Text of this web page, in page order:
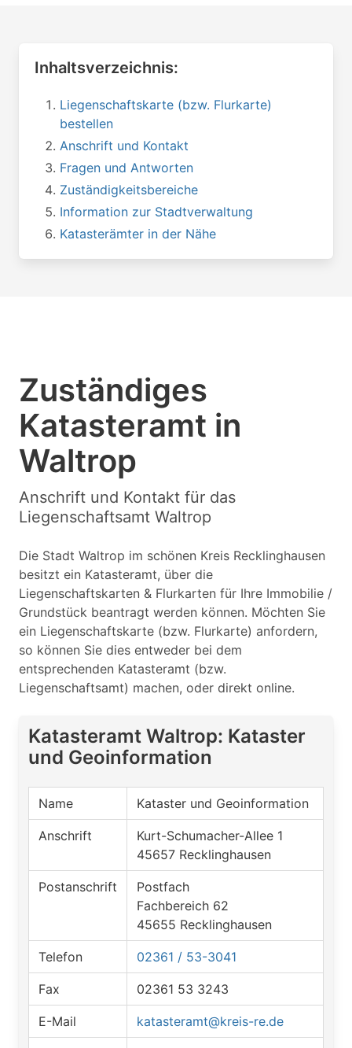
Inhaltsverzeichnis:
Liegenschaftskarte (bzw. Flurkarte)
bestellen
Anschrift und Kontakt
Fragen und Antworten
Zuständigkeitsbereiche
Information zur Stadtverwaltung
Katasterämter in der Nähe
Zuständiges
Katasteramt in
Waltrop
Anschrift und Kontakt für das
Liegenschaftsamt Waltrop
Die Stadt Waltrop im schönen Kreis Recklinghausen
besitzt ein Katasteramt, über die
Liegenschaftskarten & Flurkarten für Ihre Immobilie /
Grundstück beantragt werden können. Möchten Sie
ein Liegenschaftskarte (bzw. Flurkarte) anfordern,
so können Sie dies entweder bei dem
entsprechenden Katasteramt (bzw.
Liegenschaftsamt) machen, oder direkt online.
Katasteramt Waltrop: Kataster
und Geoinformation
Name Kataster und Geoinformation
Anschrift
Kurt-Schumacher-Allee 1
45657 Recklinghausen
Postanschrift
Postfach
Fachbereich 62
45655 Recklinghausen
Telefon 02361 / 53-3041
Fax 02361 53 3243
E-Mail katasteramt@kreis-re.de